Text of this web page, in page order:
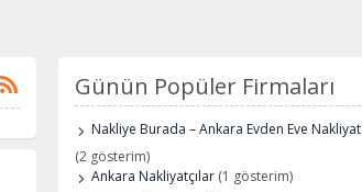
Günün Popüler Firmaları
Nakliye Burada – Ankara Evden Eve Nakliyat
(2 gösterim)
Ankara Nakliyatçılar (1 gösterim)